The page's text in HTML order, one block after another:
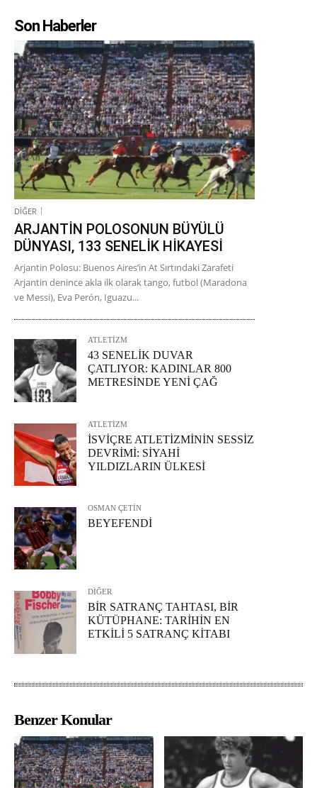
Son Haberler
DİĞER
ARJANTİN POLOSONUN BÜYÜLÜ
DÜNYASI, 133 SENELİK HİKAYESİ
Arjantin Polosu: Buenos Aires’in At Sırtındaki Zarafeti
Arjantin denince akla ilk olarak tango, futbol (Maradona
ve Messi), Eva Perón, Iguazu...
ATLETİZM
43 SENELİK DUVAR
ÇATLIYOR: KADINLAR 800
METRESİNDE YENİ ÇAĞ
ATLETİZM
İSVİÇRE ATLETİZMİNİN SESSİZ
DEVRİMİ: SİYAHİ
YILDIZLARIN ÜLKESİ
OSMAN ÇETİN
BEYEFENDİ
DİĞER
BİR SATRANÇ TAHTASI, BİR
KÜTÜPHANE: TARİHİN EN
ETKİLİ 5 SATRANÇ KİTABI
Benzer Konular